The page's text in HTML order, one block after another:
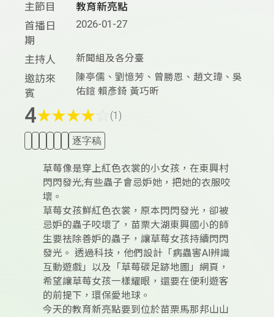
主節目
教育新亮點
首播日
期
2026-01-27
主持人 新聞組及各分臺
邀訪來
賓
陳亭儒、劉憶芳、曾勝恩、趙文瑋、吳
佑鍹 賴彥錡 黃巧昕
4★★★★ (1)
逐字稿
草莓像是穿上紅色衣裳的小女孩，在東興村
閃閃發光;有些蟲子會忌妒她，把她的衣服咬
壞。
草莓女孩鮮紅色衣裳，原本閃閃發光，卻被
忌妒的蟲子咬壞了，苗栗大湖東興國小的師
生要祛除善妒的蟲子，讓草莓女孩持續閃閃
發光。 透過科技，他們設計「病蟲害AI辨識
互動遊戲」以及「草莓碳足跡地圖」網頁，
希望讓草莓女孩一樣耀眼，還要在便利遊客
的前提下，環保愛地球。
今天的教育新亮點要到位於苗栗馬那邦山山